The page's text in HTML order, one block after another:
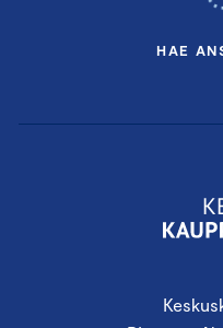
HAE